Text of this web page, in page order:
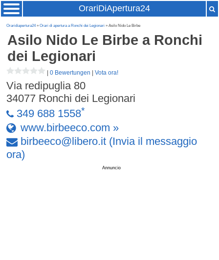
OrariDiApertura24
Oraridiapertura24»Orari di apertura a Ronchi dei Legionari » Asilo Nido Le Birbe
Asilo Nido Le Birbe a Ronchi
dei Legionari
|0 Bewertungen |Vota ora!
Via redipuglia 80
34077 Ronchi dei Legionari
349 688 1558*
www.birbeeco.com »
birbeeco@ libero.it (Invia il messaggio
ora)
Annuncio